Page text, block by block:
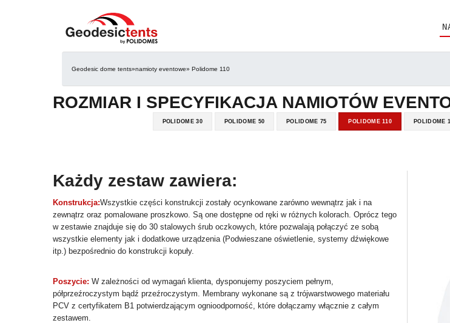
Geodesic dome tents»namioty eventowe» Polidome 110
ROZMIAR I SPECYFIKACJA NAMIOTÓW
POLIDOME 30 POLIDOME 50 POLIDOME 75 POLIDOME 110 POLIDOME
Każdy zestaw zawiera:
Konstrukcja:Wszystkie części konstrukcji zostały ocynkowane zarówno wewnątrz jak i na
zewnątrz oraz pomalowane proszkowo. Są one dostępne od ręki w różnych kolorach. Oprócz tego
w zestawie znajduje się do 30 stalowych śrub oczkowych, które pozwalają połączyć ze sobą
wszystkie elementy jak i dodatkowe urządzenia (Podwieszane oświetlenie, systemy dźwiękowe
itp.) bezpośrednio do konstrukcji kopuły.
Poszycie: W zależności od wymagań klienta, dysponujemy poszyciem pełnym,
półprzeźroczystym bądź przeźroczystym. Membrany wykonane są z trójwarstwowego materiału
PCV z certyfikatem B1 potwierdzającym ognioodporność, które dołączamy włącznie z całym
zestawem.